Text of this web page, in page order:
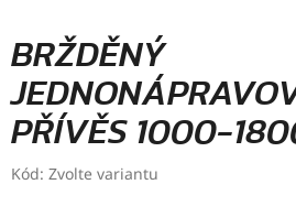
BRŽDĚNÝ
PŘÍVĚS 1000-
Kód: Zvolte variantu